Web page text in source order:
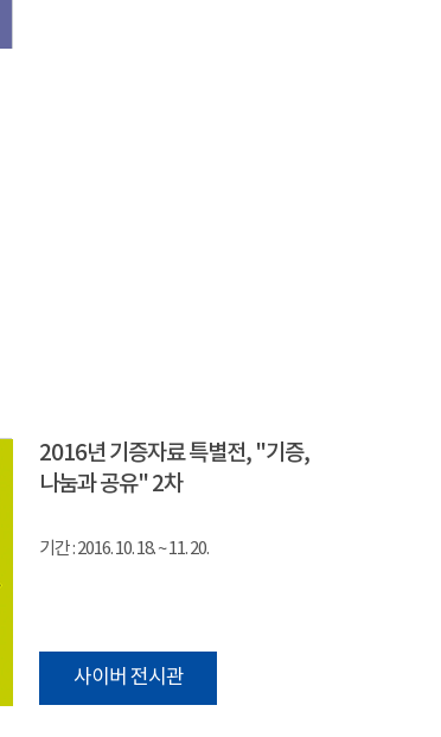
2016년 기증자료 특별전, "기증,
나눔과 공유" 2차
기간 : 2016. 10. 18. ~ 11. 20.
사이버 전시관